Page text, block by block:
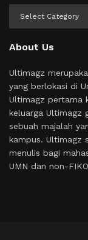
About Us
Ultimagz
yang berlokasi di
Ultimagz pertama
keluarga Ultimagz
sebuah majalah
kampus. Ultimagz
menulis bagi
UMN dan non-